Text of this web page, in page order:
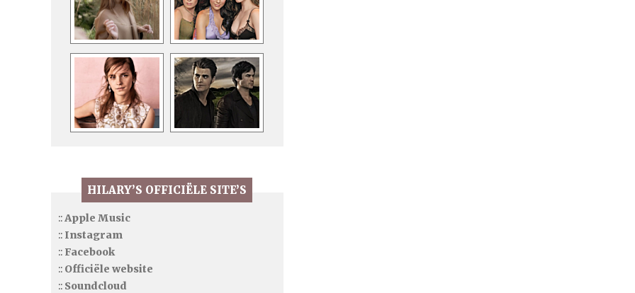
HILARY’S OFFICIËLE SITE’S
::Apple Music
:: Instagram
:: Facebook
:: Officiële website
:: Soundcloud